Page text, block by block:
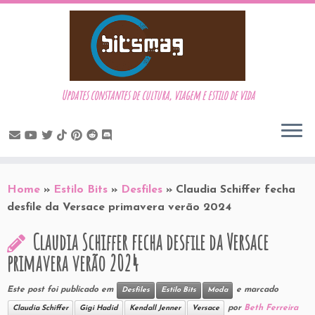
to
content
Updates constantes de cultura, viagem e estilo de vida
Home » Estilo Bits » Desfiles » Claudia Schiffer fecha
desfile da Versace primavera verão 2024
Claudia Schiffer fecha desfile da Versace
primavera verão 2024
Este post foi publicado em Desfiles Estilo Bits Moda e marcado
Claudia Schiffer Gigi Hadid Kendall Jenner Versace por Beth Ferreira